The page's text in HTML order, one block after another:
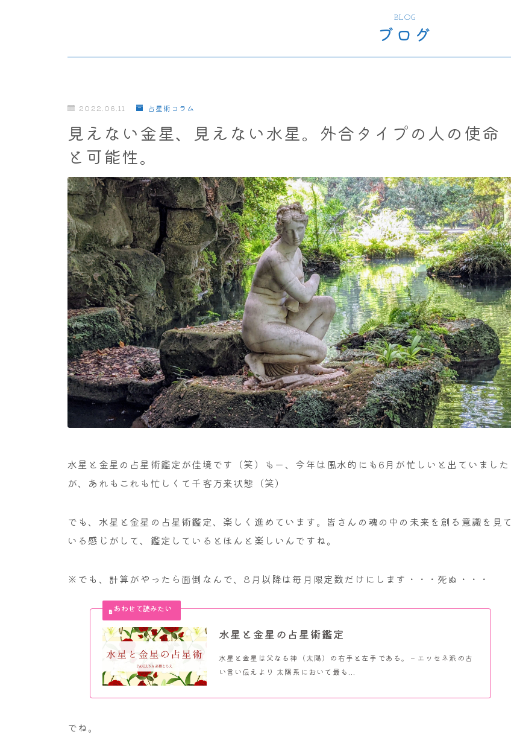
BLOG
ブログ
2022.06.11 占星術コラム
見えない金星、見えない水星。外合タイプの人の使命
と可能性。
水星と金星の占星術鑑定が佳境です（笑）もー、今年は風水的にも6月が忙しいと出ていました
が、あれもこれも忙しくて千客万来状態（笑）
でも、水星と金星の占星術鑑定、楽しく進めています。皆さんの魂の中の未来を創る意識を見て
いる感じがして、鑑定しているとほんと楽しいんですね。
※でも、計算がやったら面倒なんで、8月以降は毎月限定数だけにします・・・死ぬ・・・
水星と金星の占星術鑑定
水星と金星は父なる神（太陽）の右手と左手である。－エッセネ派の古
い言い伝えより 太陽系において最も...
でね。